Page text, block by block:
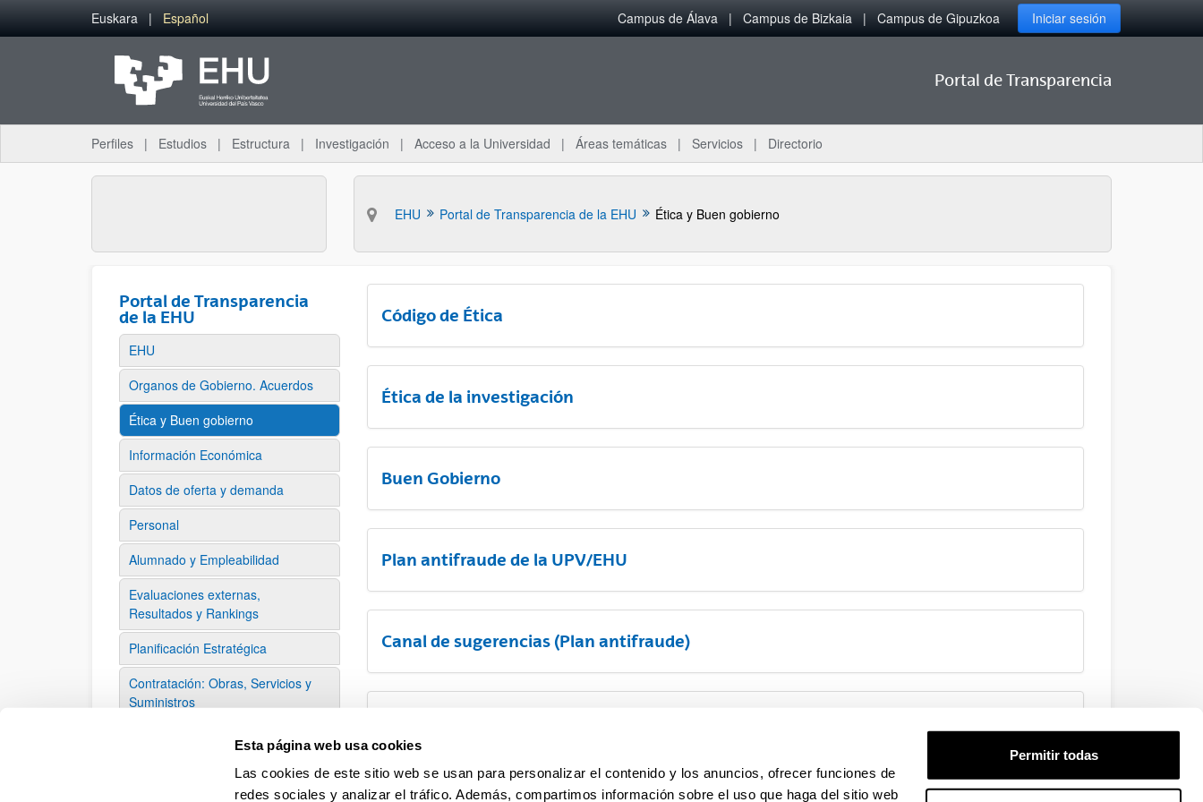
Esta página web usa cookies
Las cookies de este sitio web se usan para personalizar el contenido y los anuncios, ofrecer funciones de
redes sociales y analizar el tráfico. Además, compartimos información sobre el uso que haga del sitio web
Permitir todas
Saltar al contenido principal
Euskara Español Campus de Álava Campus de Bizkaia Campus de Gipuzkoa Iniciar sesión
Portal de Transparencia
Perfiles Estudios Estructura Investigación Acceso a la Universidad Áreas temáticas Servicios Directorio
EHU Portal de Transparencia de la EHU Ética y Buen gobierno
Portal de Transparencia
de la EHU
EHU
Organos de Gobierno. Acuerdos
Ética y Buen gobierno
Información Económica
Datos de oferta y demanda
Personal
Alumnado y Empleabilidad
Evaluaciones externas,
Resultados y Rankings
Planificación Estratégica
Contratación: Obras, Servicios y
Suministros
Informe de necesidades 2026
Código de Ética
Ética de la investigación
Buen Gobierno
Plan antifraude de la UPV/EHU
Canal de sugerencias (Plan antifraude)